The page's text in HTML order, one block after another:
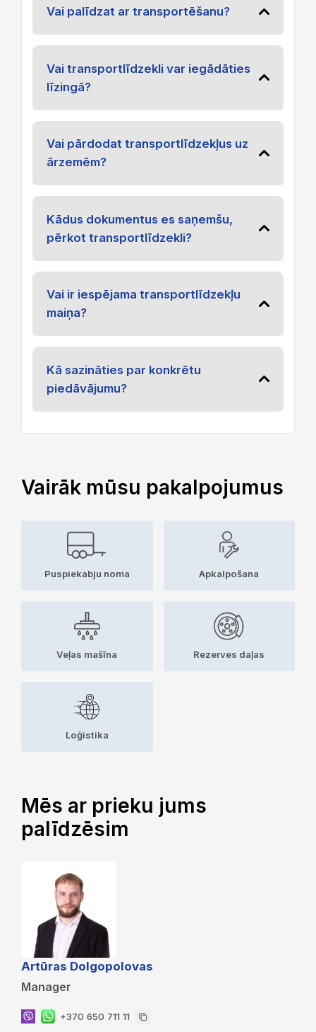
Vai palīdzat ar transportēšanu?
Vai transportlīdzekli var iegādāties
līzingā?
Vai pārdodat transportlīdzekļus uz
ārzemēm?
Kādus dokumentus es saņemšu,
pērkot transportlīdzekli?
Vai ir iespējama transportlīdzekļu
maiņa?
Kā sazināties par konkrētu
piedāvājumu?
Vairāk mūsu pakalpojumus
Puspiekabju noma Apkalpošana
Veļas mašīna Rezerves daļas
Loģistika
Mēs ar prieku jums
palīdzēsim
Artūras Dolgopolovas
Manager
+370 650 711 11